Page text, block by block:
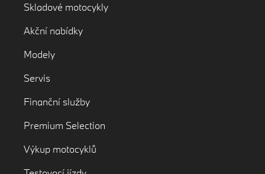
Skladové motocykly
Akční nabídky
Modely
Servis
Finanční služby
Premium Selection
Výkup motocyklů